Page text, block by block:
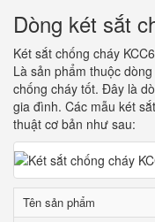
Dòng két sắt
Két sắt chống cháy
Là sản phẩm thuộc
chống cháy tốt. Đây là
gia đình. Các mẫu két
thuật cơ bản như sau:
Tên sản phẩm